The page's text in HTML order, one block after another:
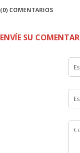
(0) COMENTARIOS
ENVÍE SU